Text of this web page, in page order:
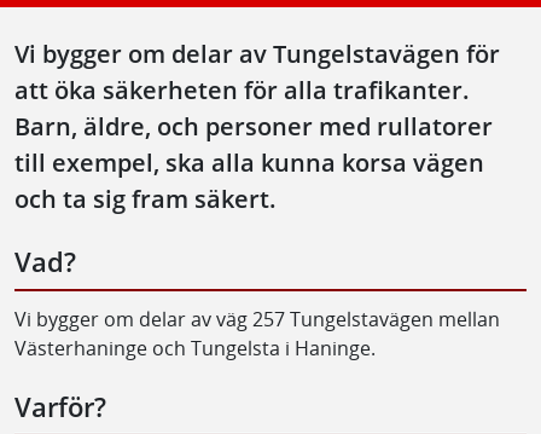
Vi bygger om delar av Tungelstavägen för
att öka säkerheten för alla trafikanter.
Barn, äldre, och personer med rullatorer
till exempel, ska alla kunna korsa vägen
och ta sig fram säkert.
Vad?
Vi bygger om delar av väg 257 Tungelstavägen mellan
Västerhaninge och Tungelsta i Haninge.
Varför?